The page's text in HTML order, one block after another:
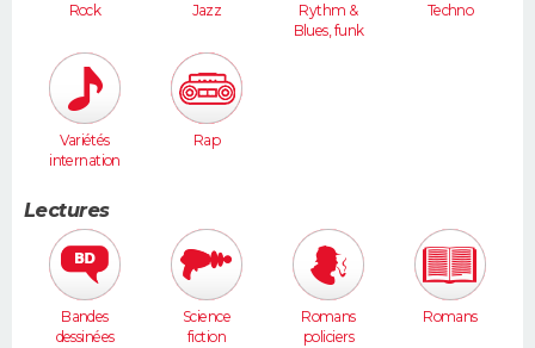
Rock Jazz
Rythm &
Blues, funk
Techno
Variétés
internation
Rap
Lectures
Bandes
dessinées
Science
fiction
Romans
policiers
Romans